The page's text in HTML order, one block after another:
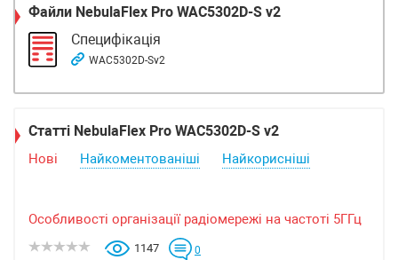
Файли NebulaFlex Pro WAC5302D-S v2
Специфікація
WAC5302D-Sv2
Статті NebulaFlex Pro WAC5302D-S v2
Нові Найкоментованіші Найкорисніші
Особливості організації радіомережі на частоті 5ГГц
1147 0